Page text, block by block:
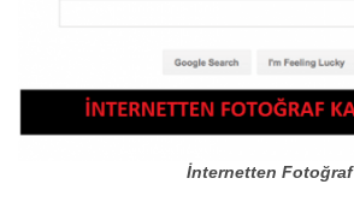
İnternetten Fotoğraf